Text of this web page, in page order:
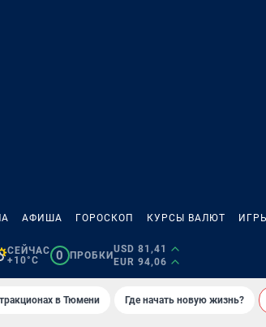
АФИША ГОРОСКОП КУРСЫ ВАЛЮТ
СЕЙЧАС
+10°C
0 ПРОБКИ
USD 81,41
EUR 94,06
в Тюмени Где начать новую жизнь?